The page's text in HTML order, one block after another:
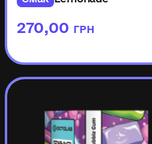
270,00 ГРН